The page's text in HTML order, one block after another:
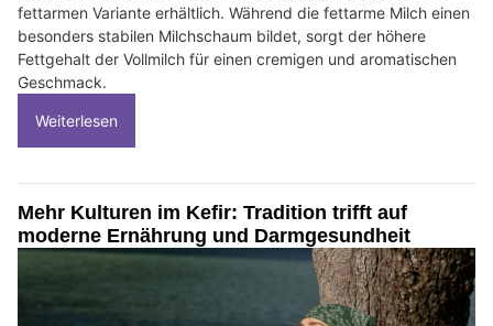
fettarmen Variante erhältlich. Während die fettarme Milch einen
besonders stabilen Milchschaum bildet, sorgt der höhere
Fettgehalt der Vollmilch für einen cremigen und aromatischen
Geschmack.
Weiterlesen
Mehr Kulturen im Kefir: Tradition trifft auf
moderne Ernährung und Darmgesundheit